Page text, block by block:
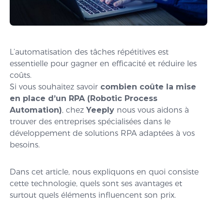
L’automatisation des tâches répétitives est
essentielle pour gagner en efficacité et réduire les
coûts.
Si vous souhaitez savoir combien coûte la mise
en place d’un RPA (Robotic Process
Automation), chez Yeeply nous vous aidons à
trouver des entreprises spécialisées dans le
développement de solutions RPA adaptées à vos
besoins.
Dans cet article, nous expliquons en quoi consiste
cette technologie, quels sont ses avantages et
surtout quels éléments influencent son prix.